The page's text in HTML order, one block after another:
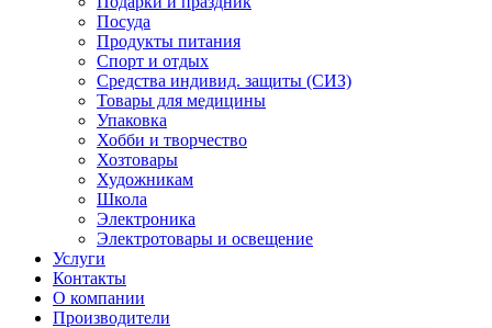
Посуда
Продукты питания
Спорт и отдых
Средства индивид. защиты (СИЗ)
Товары для медицины
Упаковка
Хобби и творчество
Хозтовары
Художникам
Школа
Электроника
Электротовары и освещение
Услуги
Контакты
О компании
Производители